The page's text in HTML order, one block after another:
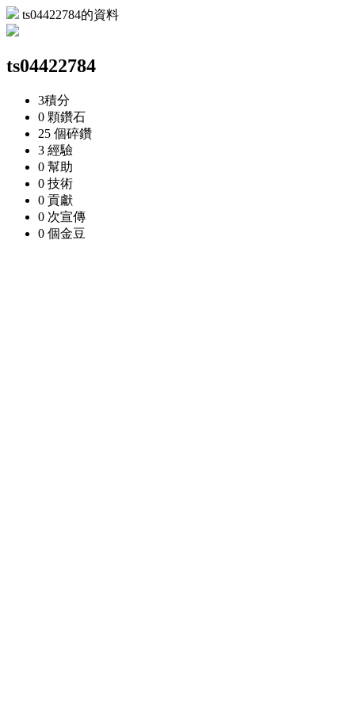
ts04422784的資料
ts04422784
3積分
0 顆鑽石
25 個碎鑽
3 經驗
0 幫助
0 技術
0 貢獻
0 次宣傳
0 個金豆